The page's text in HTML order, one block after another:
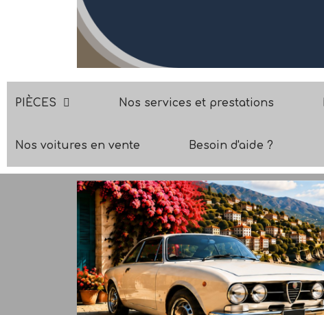
PIÈCES Nos services et prestations
Nos voitures en vente Besoin d'aide ?